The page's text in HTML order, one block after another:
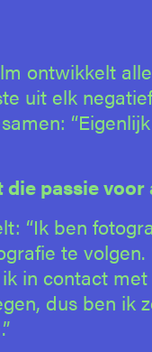
ontwikkelt
uit elk
die passie
“Ik ben
te
in contact
dus ben ik